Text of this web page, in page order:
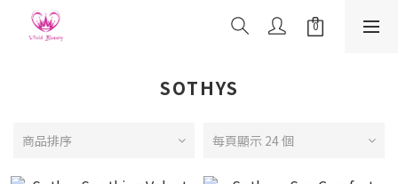
SOTHYS
商品排序 每頁顯示 24 個